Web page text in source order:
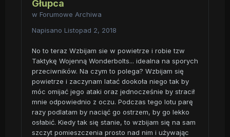
Głupca
w Forumowe Archiwa
Napisano Listopad 2, 2018
No to teraz Wzbijam sie w powietrze i robie tzw
Taktykę Wojenną Wonderbolts... idealna na sporych
przeciwników. Na czym to polega? Wzbijam się
powietrze i zaczynam latać dookoła niego tak by
móc omijać jego ataki oraz jednocześnie by stracił
mnie odpowiednio z oczu. Podczas tego lotu parę
razy podlatam by naciąć go ostrzem, by go lekko
osłabić. Kiedy tak się stanie, to wzbijam się na sam
szczyt pomieszczenia prosto nad nim i używając